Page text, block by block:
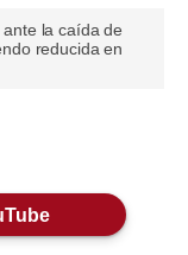
la caída de
reducida en